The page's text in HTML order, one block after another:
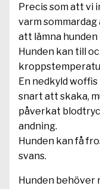
Precis som att vi
varm
att lämna
Hunden kan till
En nedkyld
snart att skaka,
påverkat
andning.
Hunden kan få
svans.
Hunden behöver